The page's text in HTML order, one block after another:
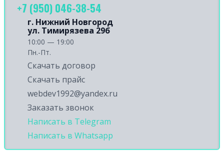
+7 (950) 046-38-54
г. Нижний Новгород
ул. Тимирязева 29б
10:00 — 19:00
Пн.-Пт.
Скачать договор
Скачать прайс
webdev1992@yandex.ru
Заказать звонок
Написать в Telegram
Написать в Whatsapp